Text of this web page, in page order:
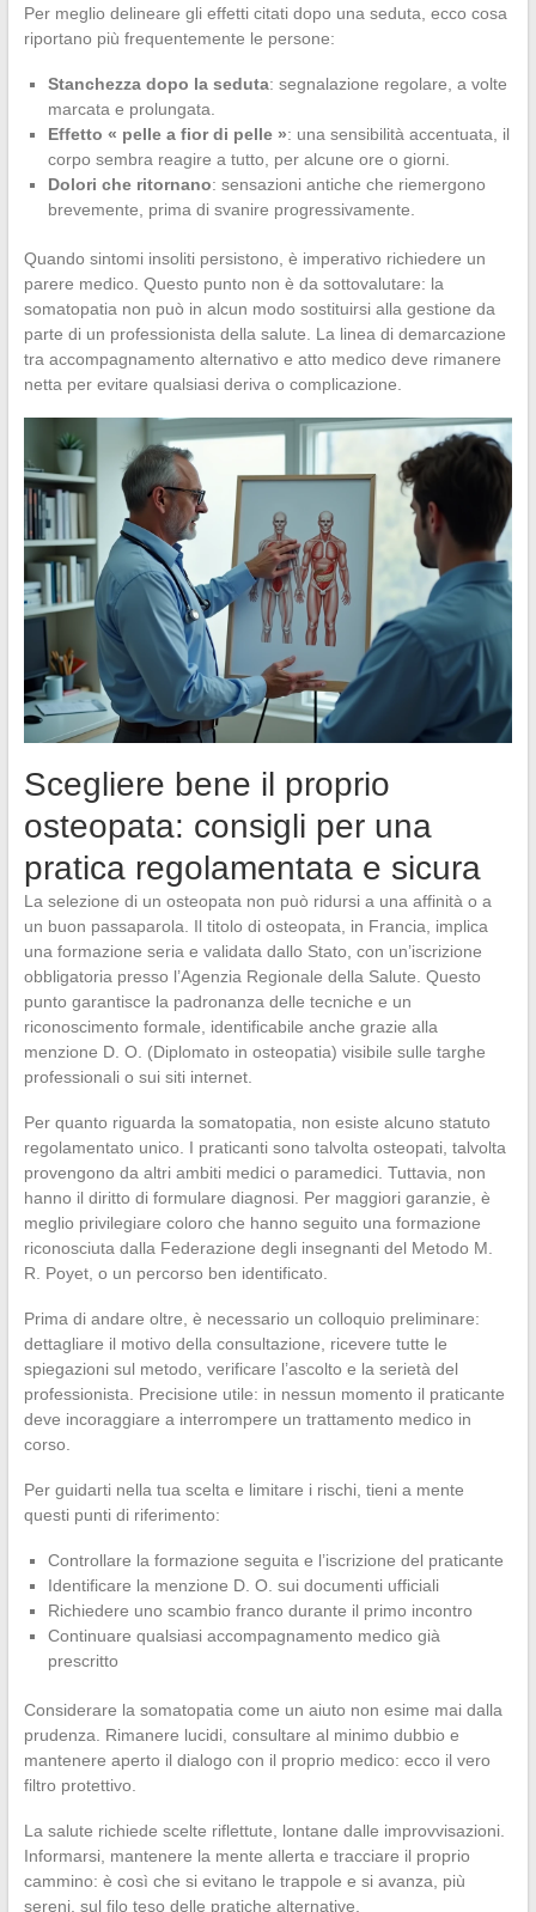
Per meglio delineare gli effetti citati dopo una seduta, ecco cosa
riportano più frequentemente le persone:
Stanchezza dopo la seduta: segnalazione regolare, a volte
marcata e prolungata.
Effetto « pelle a fior di pelle »: una sensibilità accentuata, il
corpo sembra reagire a tutto, per alcune ore o giorni.
Dolori che ritornano: sensazioni antiche che riemergono
brevemente, prima di svanire progressivamente.
Quando sintomi insoliti persistono, è imperativo richiedere un
parere medico. Questo punto non è da sottovalutare: la
somatopatia non può in alcun modo sostituirsi alla gestione da
parte di un professionista della salute. La linea di demarcazione
tra accompagnamento alternativo e atto medico deve rimanere
netta per evitare qualsiasi deriva o complicazione.
Scegliere bene il proprio
osteopata: consigli per una
pratica regolamentata e sicura
La selezione di un osteopata non può ridursi a una affinità o a
un buon passaparola. Il titolo di osteopata, in Francia, implica
una formazione seria e validata dallo Stato, con un’iscrizione
obbligatoria presso l’Agenzia Regionale della Salute. Questo
punto garantisce la padronanza delle tecniche e un
riconoscimento formale, identificabile anche grazie alla
menzione D. O. (Diplomato in osteopatia) visibile sulle targhe
professionali o sui siti internet.
Per quanto riguarda la somatopatia, non esiste alcuno statuto
regolamentato unico. I praticanti sono talvolta osteopati, talvolta
provengono da altri ambiti medici o paramedici. Tuttavia, non
hanno il diritto di formulare diagnosi. Per maggiori garanzie, è
meglio privilegiare coloro che hanno seguito una formazione
riconosciuta dalla Federazione degli insegnanti del Metodo M.
R. Poyet, o un percorso ben identificato.
Prima di andare oltre, è necessario un colloquio preliminare:
dettagliare il motivo della consultazione, ricevere tutte le
spiegazioni sul metodo, verificare l’ascolto e la serietà del
professionista. Precisione utile: in nessun momento il praticante
deve incoraggiare a interrompere un trattamento medico in
corso.
Per guidarti nella tua scelta e limitare i rischi, tieni a mente
questi punti di riferimento:
Controllare la formazione seguita e l’iscrizione del praticante
Identificare la menzione D. O. sui documenti ufficiali
Richiedere uno scambio franco durante il primo incontro
Continuare qualsiasi accompagnamento medico già
prescritto
Considerare la somatopatia come un aiuto non esime mai dalla
prudenza. Rimanere lucidi, consultare al minimo dubbio e
mantenere aperto il dialogo con il proprio medico: ecco il vero
filtro protettivo.
La salute richiede scelte riflettute, lontane dalle improvvisazioni.
Informarsi, mantenere la mente allerta e tracciare il proprio
cammino: è così che si evitano le trappole e si avanza, più
sereni, sul filo teso delle pratiche alternative.